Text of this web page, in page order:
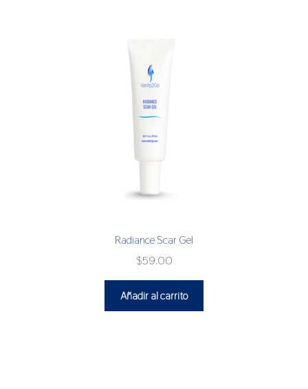
Radiance Scar Gel
$59.00
Añadir al carrito